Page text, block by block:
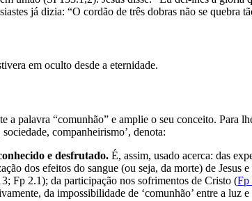
já dizia: “O cordão de três dobras não se quebra
em oculto desde a eternidade.
palavra “comunhão” e amplie o seu conceito. Para
companheirismo’, denota:
e desfrutado. É, assim, usado acerca: das
dos efeitos do sangue (ou seja, da morte) de Jesus
Fp 2.1); da participação nos sofrimentos de Cristo (Fp
da impossibilidade de ‘comunhão’ entre a luz